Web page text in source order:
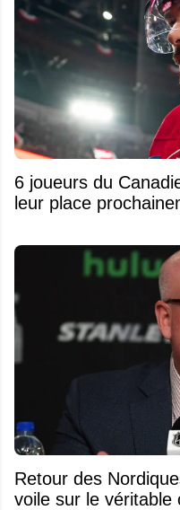
6 joueurs du
leur place
Retour des
voile sur le véritable